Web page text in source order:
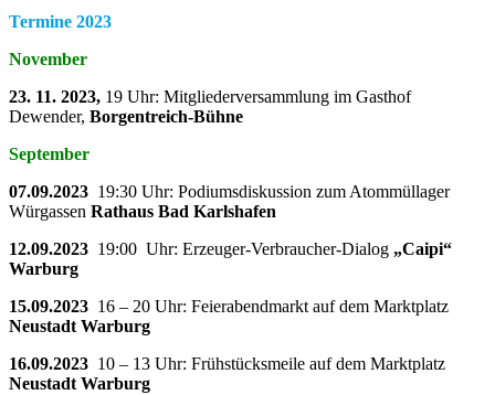
Termine 2023
November
23. 11. 2023, 19 Uhr: Mitgliederversammlung im Gasthof
Dewender, Borgentreich-Bühne
September
07.09.2023 19:30 Uhr: Podiumsdiskussion zum Atommüllager
Würgassen Rathaus Bad Karlshafen
12.09.2023 19:00 Uhr: Erzeuger-Verbraucher-Dialog „Caipi“
Warburg
15.09.2023 16 – 20 Uhr: Feierabendmarkt auf dem Marktplatz
Neustadt Warburg
16.09.2023 10 – 13 Uhr: Frühstücksmeile auf dem Marktplatz
Neustadt Warburg